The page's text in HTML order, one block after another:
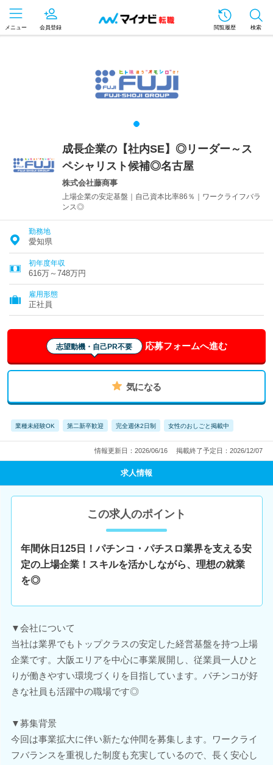
メニュー 会員登録 閲覧履歴 検索
成長企業の【社内SE】◎リーダー～ス
ペシャリスト候補◎名古屋
株式会社藤商事
上場企業の安定基盤｜自己資本比率86％｜ワークライフバラ
ンス◎
勤務地
愛知県
初年度年収
616万～748万円
雇用形態
正社員
志望動機・自己PR不要 応募フォームへ進む
気になる
業種未経験OK 第二新卒歓迎 完全週休2日制 女性のおしごと掲載中
情報更新日：2026/06/16 掲載終了予定日：2026/12/07
求人情報
この求人のポイント
年間休日125日！パチンコ・パチスロ業界を支える安
定の上場企業！スキルを活かしながら、理想の就業
を◎
▼会社について
当社は業界でもトップクラスの安定した経営基盤を持つ上場
企業です。大阪エリアを中心に事業展開し、従業員一人ひと
りが働きやすい環境づくりを目指しています。パチンコが好
きな社員も活躍中の職場です◎
▼募集背景
今回は事業拡大に伴い新たな仲間を募集します。ワークライ
フバランスを重視した制度も充実しているので、長く安心し